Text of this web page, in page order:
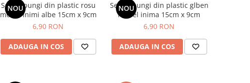
NOU
Set 50 pungi din plastic rosu
model inimi albe 15cm x 9cm
6,90 RON
ADAUGA IN COS
NOU
Set 50 pungi din plastic glben
model inima 15cm x 9cm
6,90 RON
ADAUGA IN COS